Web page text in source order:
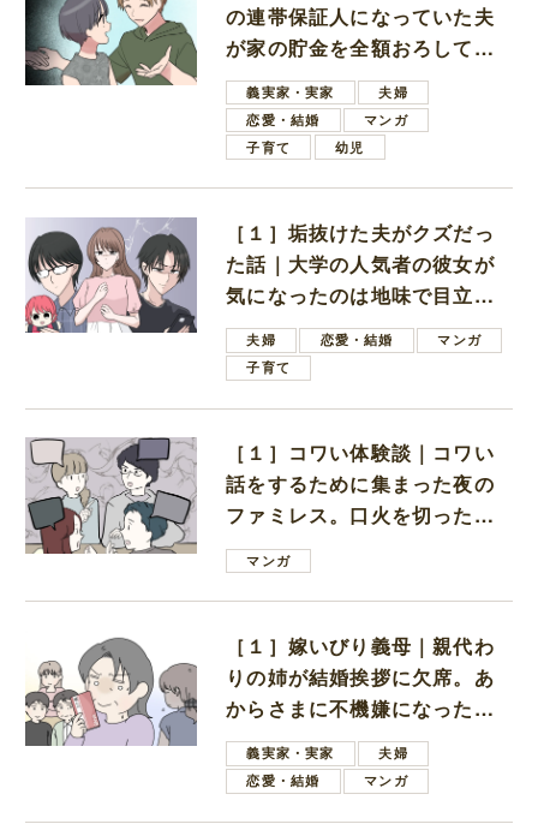
の連帯保証人になっていた夫
が家の貯金を全額おろしてほ
しいと言ってきた
義実家・実家
夫婦
恋愛・結婚
マンガ
子育て
幼児
［１］垢抜けた夫がクズだっ
た話｜大学の人気者の彼女が
気になったのは地味で目立た
ない男子学生
夫婦 恋愛・結婚
マンガ
子育て
［１］コワい体験談｜コワい
話をするために集まった夜の
ファミレス。口火を切ったの
は電車好きの男の子ママ
マンガ
［１］嫁いびり義母｜親代わ
りの姉が結婚挨拶に欠席。あ
からさまに不機嫌になった義
母義実家・実家
夫婦
恋愛・結婚
マンガ